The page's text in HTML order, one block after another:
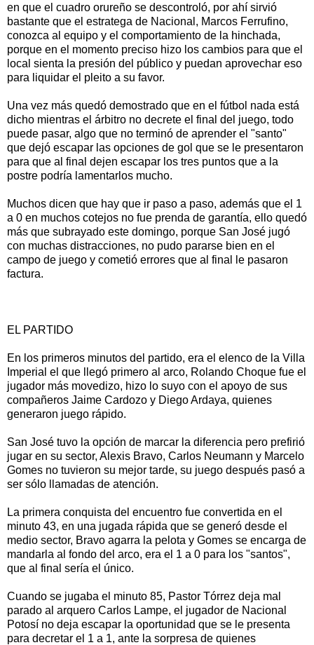
en que el cuadro orureño se descontroló, por ahí sirvió
bastante que el estratega de Nacional, Marcos Ferrufino,
conozca al equipo y el comportamiento de la hinchada,
porque en el momento preciso hizo los cambios para que el
local sienta la presión del público y puedan aprovechar eso
para liquidar el pleito a su favor.
Una vez más quedó demostrado que en el fútbol nada está
dicho mientras el árbitro no decrete el final del juego, todo
puede pasar, algo que no terminó de aprender el "santo"
que dejó escapar las opciones de gol que se le presentaron
para que al final dejen escapar los tres puntos que a la
postre podría lamentarlos mucho.
Muchos dicen que hay que ir paso a paso, además que el 1
a 0 en muchos cotejos no fue prenda de garantía, ello quedó
más que subrayado este domingo, porque San José jugó
con muchas distracciones, no pudo pararse bien en el
campo de juego y cometió errores que al final le pasaron
factura.
EL PARTIDO
En los primeros minutos del partido, era el elenco de la Villa
Imperial el que llegó primero al arco, Rolando Choque fue el
jugador más movedizo, hizo lo suyo con el apoyo de sus
compañeros Jaime Cardozo y Diego Ardaya, quienes
generaron juego rápido.
San José tuvo la opción de marcar la diferencia pero prefirió
jugar en su sector, Alexis Bravo, Carlos Neumann y Marcelo
Gomes no tuvieron su mejor tarde, su juego después pasó a
ser sólo llamadas de atención.
La primera conquista del encuentro fue convertida en el
minuto 43, en una jugada rápida que se generó desde el
medio sector, Bravo agarra la pelota y Gomes se encarga de
mandarla al fondo del arco, era el 1 a 0 para los "santos",
que al final sería el único.
Cuando se jugaba el minuto 85, Pastor Tórrez deja mal
parado al arquero Carlos Lampe, el jugador de Nacional
Potosí no deja escapar la oportunidad que se le presenta
para decretar el 1 a 1, ante la sorpresa de quienes